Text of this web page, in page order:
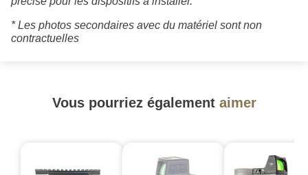
* Les photos secondaires avec du matériel sont non
contractuelles
Vous pourriez également aimer